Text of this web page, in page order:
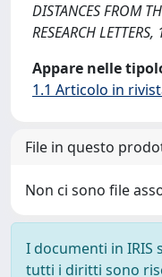
DISTANCES FROM
RESEARCH
Appare nelle
1.1 Articolo in
File in questo
Non ci sono file
I documenti in
tutti i diritti sono